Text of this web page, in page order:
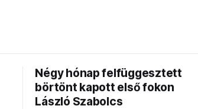
Négy hónap felfüggesztett
börtönt kapott első fokon
László Szabolcs